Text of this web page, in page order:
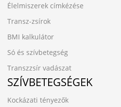
Élelmiszerek címkézése
Transz-zsírok
BMI kalkulátor
Só és szívbetegség
Transzzsír vadászat
SZÍVBETEGSÉGEK
Kockázati tényezők